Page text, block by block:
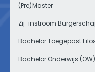
(Pre)Master
Zij-instroom
Bachelor Toegepast
Bachelor Onderwijs (OW)